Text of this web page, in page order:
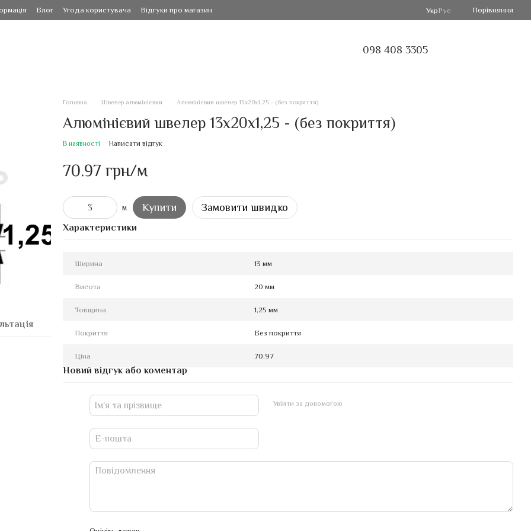
Блог Угода користувача Відгуки про магазин УкрРус Порівняння
098 408 3305
Головна Швелер алюмінієвий Алюмінієвий швелер 13х20х1,25 - (без покриття)
Алюмінієвий швелер 13х20х1,25 - (без покриття)
В наявності Написати відгук
70.97 грн/м
м Купити Замовити швидко
Характеристики
Ширина 13 мм
Висота 20 мм
Товщина 1,25 мм
Покриття Без покриття
Ціна 70.97
Новий відгук або коментар
Увійти за допомогою